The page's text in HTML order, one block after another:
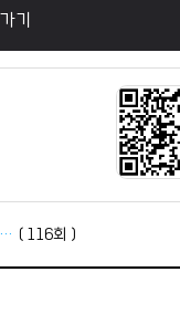
기
( 116회 )